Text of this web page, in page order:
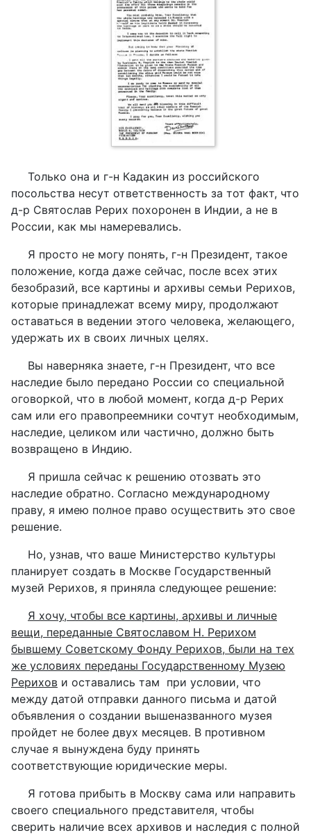
Только она и г-н Кадакин из российского
посольства несут ответственность за тот факт, что
д-р Святослав Рерих похоронен в Индии, а не в
России, как мы намеревались.
Я просто не могу понять, г-н Президент, такое
положение, когда даже сейчас, после всех этих
безобразий, все картины и архивы семьи Рерихов,
которые принадлежат всему миру, продолжают
оставаться в ведении этого человека, желающего,
удержать их в своих личных целях.
Вы наверняка знаете, г-н Президент, что все
наследие было передано России со специальной
оговоркой, что в любой момент, когда д-р Рерих
сам или его правопреемники сочтут необходимым,
наследие, целиком или частично, должно быть
возвращено в Индию.
Я пришла сейчас к решению отозвать это
наследие обратно. Согласно международному
праву, я имею полное право осуществить это свое
решение.
Но, узнав, что ваше Министерство культуры
планирует создать в Москве Государственный
музей Рерихов, я приняла следующее решение:
Я хочу, чтобы все картины, архивы и личные
вещи, переданные Святославом Н. Рерихом
бывшему Советскому Фонду Рерихов, были на тех
же условиях переданы Государственному Музею
Рерихов и оставались там при условии, что
между датой отправки данного письма и датой
объявления о создании вышеназванного музея
пройдет не более двух месяцев. В противном
случае я вынуждена буду принять
соответствующие юридические меры.
Я готова прибыть в Москву сама или направить
своего специального представителя, чтобы
сверить наличие всех архивов и наследия с полной